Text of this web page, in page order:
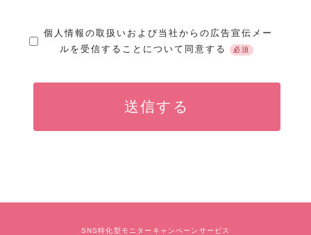
個人情報の取扱いおよび当社からの広告宣伝メー
ルを受信することについて同意する
必須
SNS特化型モニターキャンペーンサービス